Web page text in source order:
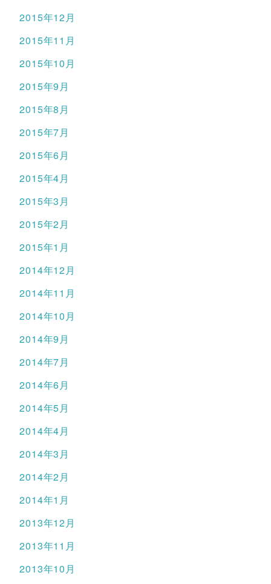
2015年12月
2015年11月
2015年10月
2015年9月
2015年8月
2015年7月
2015年6月
2015年4月
2015年3月
2015年2月
2015年1月
2014年12月
2014年11月
2014年10月
2014年9月
2014年7月
2014年6月
2014年5月
2014年4月
2014年3月
2014年2月
2014年1月
2013年12月
2013年11月
2013年10月